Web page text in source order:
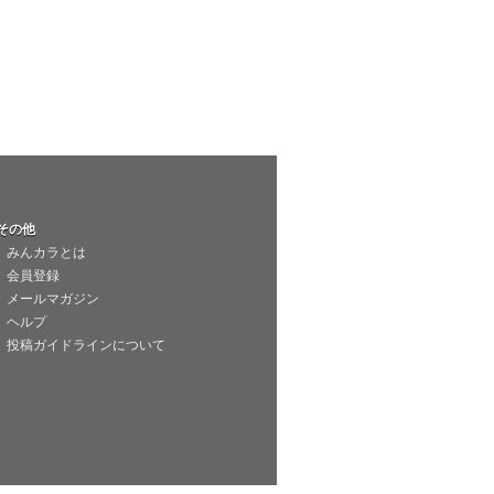
の他
みんカラとは
会員登録
メールマガジン
ヘルプ
投稿ガイドラインについて